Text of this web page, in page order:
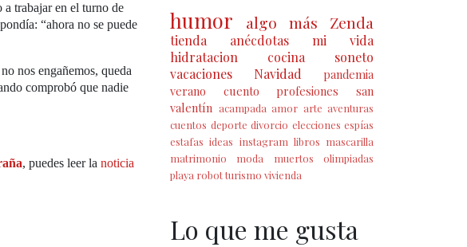
a trabajar en el turno de
“ahora no se puede
nos engañemos, queda
comprobó que nadie
, puedes leer la noticia
humor algo más Zenda
tienda anécdotas
mi vida
hidratacion
cocina
soneto
vacaciones
Navidad
pandemia
verano
cuento profesiones
san
valentín acampada amor arte aventuras
cuentos deporte divorcio elecciones espías
estafas ideas instagram libros mascarilla
matrimonio
moda muertos
olimpiadas
playa robotturismo vivienda
Lo que me gusta